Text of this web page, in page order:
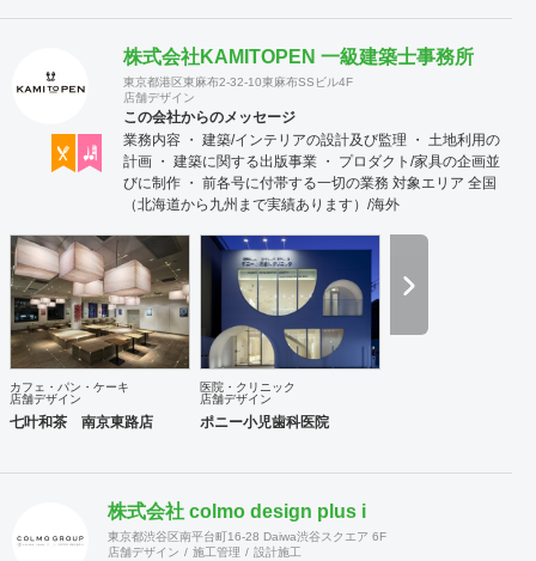
株式会社KAMITOPEN 一級建築士事務所
東京都港区東麻布2-32-10東麻布SSビル4F
店舗デザイン
この会社からのメッセージ
業務内容 ・ 建築/インテリアの設計及び監理 ・ 土地利用の
計画 ・ 建築に関する出版事業 ・ プロダクト/家具の企画並
びに制作 ・ 前各号に付帯する一切の業務 対象エリア 全国
（北海道から九州まで実績あります）/海外
カフェ・パン・ケーキ
店舗デザイン
七叶和茶 南京東路店
医院・クリニック
店舗デザイン
ポニー小児歯科医院
株式会社 colmo design plus i
東京都渋谷区南平台町16-28 Daiwa渋谷スクエア 6F
店舗デザイン
施工管理 設計施工